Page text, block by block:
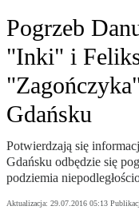
Pogrzeb
"Inki" i
Gdańsku
Potwierdzają się
Gdańsku odbędzie się
podziemia
Aktualizacja: 29.07.2016 05:13